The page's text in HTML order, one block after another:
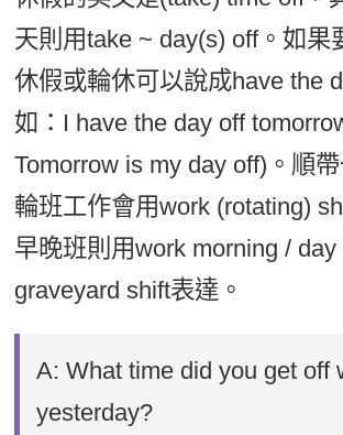
天則用take ~ day(s) off。如果
休假或輪休可以說成have the
如：I have the day off
Tomorrow is my day off)。順
輪班工作會用work (rotating)
早晚班則用work morning / day
graveyard shift表達。
A: What time did you get off
yesterday?